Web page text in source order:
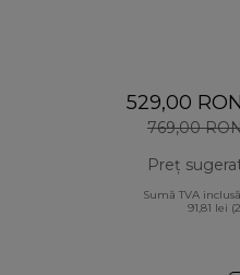
529,00
769,00
Preț
Sumă TVA
91,81 lei